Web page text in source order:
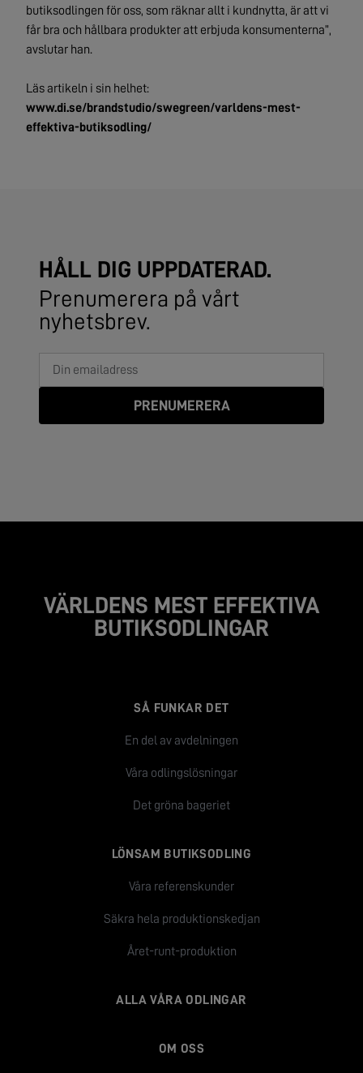
butiksodlingen för oss, som räknar allt i kundnytta, är att vi
får bra och hållbara produkter att erbjuda konsumenterna”,
avslutar han.
Läs artikeln i sin helhet:
www.di.se/brandstudio/swegreen/varldens-mest-
effektiva-butiksodling/
HÅLL DIG UPPDATERAD.
Prenumerera på vårt
nyhetsbrev.
PRENUMERERA
VÄRLDENS MEST EFFEKTIVA
BUTIKSODLINGAR
SÅ FUNKAR DET
En del av avdelningen
Våra odlingslösningar
Det gröna bageriet
LÖNSAM BUTIKSODLING
Våra referenskunder
Säkra hela produktionskedjan
Året-runt-produktion
ALLA VÅRA ODLINGAR
OM OSS